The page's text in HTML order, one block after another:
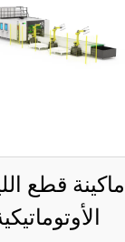
ماكينة قطع